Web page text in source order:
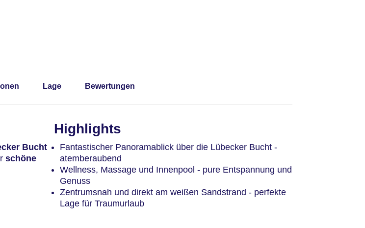
Lage Bewertungen
Bucht
schöne
Highlights
Fantastischer Panoramablick über die Lübecker Bucht -
atemberaubend
Wellness, Massage und Innenpool - pure Entspannung und
Genuss
Zentrumsnah und direkt am weißen Sandstrand - perfekte
Lage für Traumurlaub